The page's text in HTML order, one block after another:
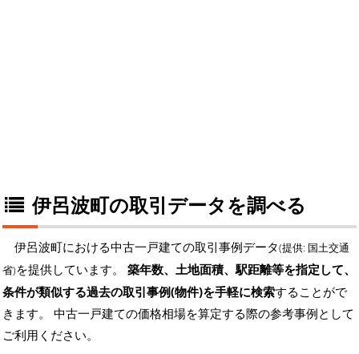
伊呂波町の取引データを調べる
伊呂波町における中古一戸建ての取引事例データ(提供: 国土交通
省)を提供しています。 築年数、土地面積、駅距離等を指定して、
条件が類似する過去の取引事例(物件)を手軽に検索することがで
きます。 中古一戸建ての価格相場を算定する際の参考事例として
ご利用ください。